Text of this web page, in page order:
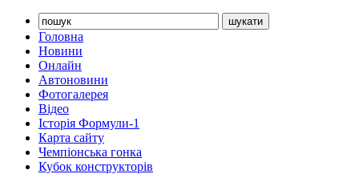
Головна
Новини
Онлайн
Автоновини
Фотогалерея
Відео
Історія Формули-1
Карта сайту
Чемпіонська гонка
Кубок конструкторів